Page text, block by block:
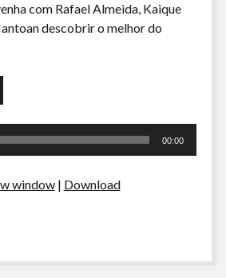
com Rafael Almeida, Kaique
descobrir o melhor do
00:00
window| Download